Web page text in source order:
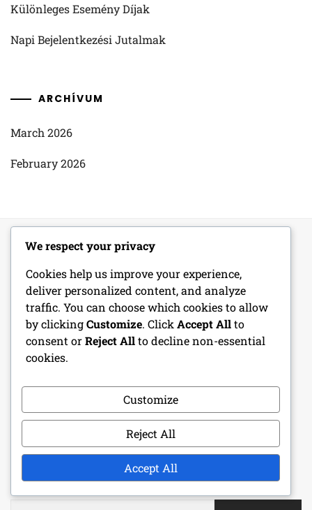
Különleges Esemény Díjak
Napi Bejelentkezési Jutalmak
ARCHÍVUM
March 2026
February 2026
JOGI INFORMÁCIÓK
Lépjen kapcsolatba velünk
Történetünk
Sütik és követés
Adatvédelmi szabályzat
Általános szerződési feltételek
KERESÉS
We respect your privacy
Cookies help us improve your experience,
deliver personalized content, and analyze
traffic. You can choose which cookies to allow
by clickingCustomize. Click Accept Allto
consent orReject Allto decline non-essential
cookies.
Customize
Reject All
Accept All